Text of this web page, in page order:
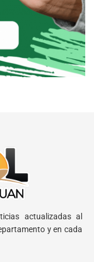
actualizadas al
y en cada